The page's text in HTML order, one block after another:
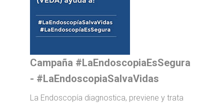
Campaña #LaEndoscopiaEsSegura
- #LaEndoscopiaSalvaVidas
La Endoscopía diagnostica, previene y trata